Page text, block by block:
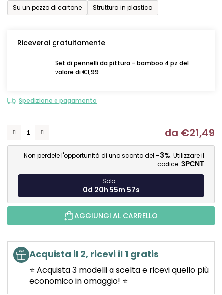
Su un pezzo di cartone
Struttura in plastica
Riceverai gratuitamente
Set di pennelli da pittura - bamboo 4 pz del
valore di €1,99
Spedizione e pagamento
da €21,49
Non perdete l'opportunità di uno sconto del -3%. Utilizzare il
codice: 3PCNT
Solo...
0d 20h 55m 56s
AGGIUNGI AL CARRELLO
Acquista il 2, ricevi il 1 gratis
⭐ Acquista 3 modelli a scelta e ricevi quello più
economico in omaggio! ⭐